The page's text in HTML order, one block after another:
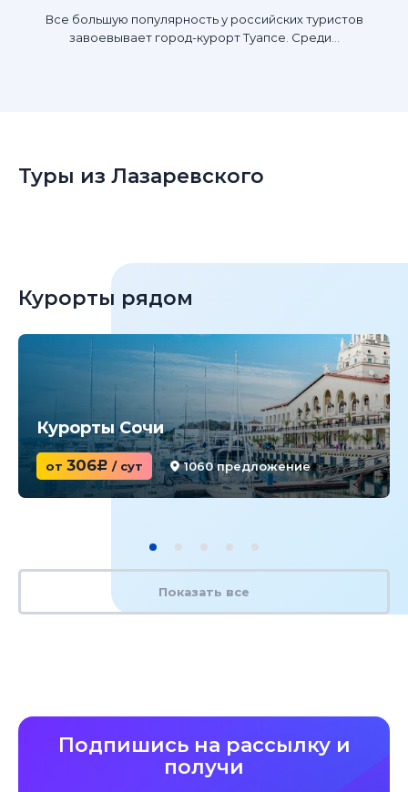
Все большую популярность у российских туристов
завоевывает город-курорт Туапсе. Среди...
Туры из Лазаревского
Курорты рядом
Курорты Сочи
от 306c / сут 1060 предложение
Показать все
Подпишись на рассылку и
получи